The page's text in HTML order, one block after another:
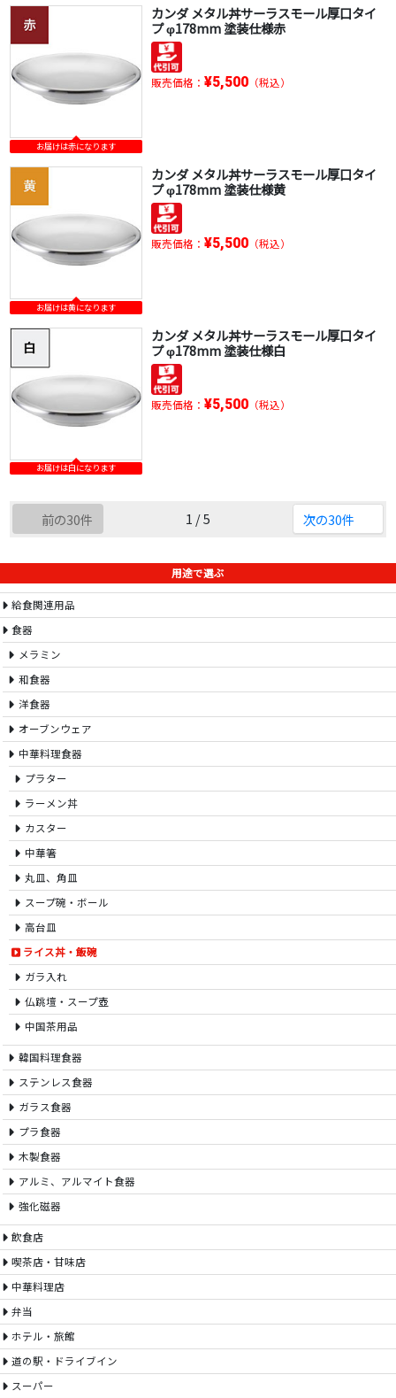
お届けは赤になります
カンダ メタル丼サーラスモール厚口タイ
プ φ178mm 塗装仕様赤
販売価格： ¥5,500（税込）
お届けは黄になります
カンダ メタル丼サーラスモール厚口タイ
プ φ178mm 塗装仕様黄
販売価格： ¥5,500（税込）
お届けは白になります
カンダ メタル丼サーラスモール厚口タイ
プ φ178mm 塗装仕様白
販売価格： ¥5,500（税込）
前の30件 1 / 5 次の30件
用途で選ぶ
給食関連用品
食器
メラミン
和食器
洋食器
オーブンウェア
中華料理食器
プラター
ラーメン丼
カスター
中華箸
丸皿、角皿
スープ碗・ボール
高台皿
ライス丼・飯碗
ガラ入れ
仏跳壇・スープ壺
中国茶用品
韓国料理食器
ステンレス食器
ガラス食器
プラ食器
木製食器
アルミ、アルマイト食器
強化磁器
飲食店
喫茶店・甘味店
中華料理店
弁当
ホテル・旅館
道の駅・ドライブイン
スーパー